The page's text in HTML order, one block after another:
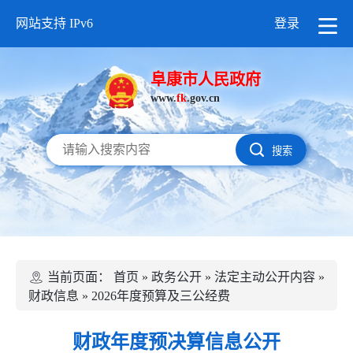
网站支持 IPv6 登录
阜康市人民政府
www.fk.gov.cn
搜索
当前页面： 首页 » 政务公开 » 法定主动公开内容 »
财政信息 » 2026年度预算及三公经费
财政年度预决算信息公开